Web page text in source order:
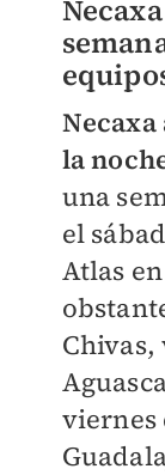
la
una
el
Atlas
viernes